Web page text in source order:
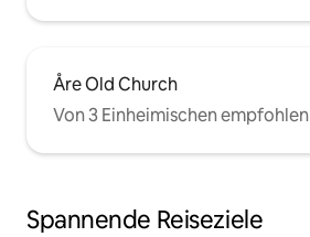
Åre Old Church
Von 3 Einheimischen empfohlen
Spannende Reiseziele